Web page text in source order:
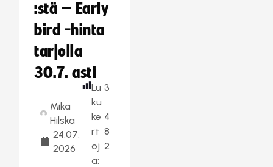
:stä – Early
bird -hinta
tarjolla
30.7. asti
Mika
Hilska
24.07.
2026
Lu
ku
ke
rt
oj
a:
3
4
8
2